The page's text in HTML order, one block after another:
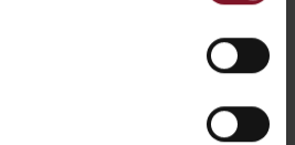
kartoituskäynti